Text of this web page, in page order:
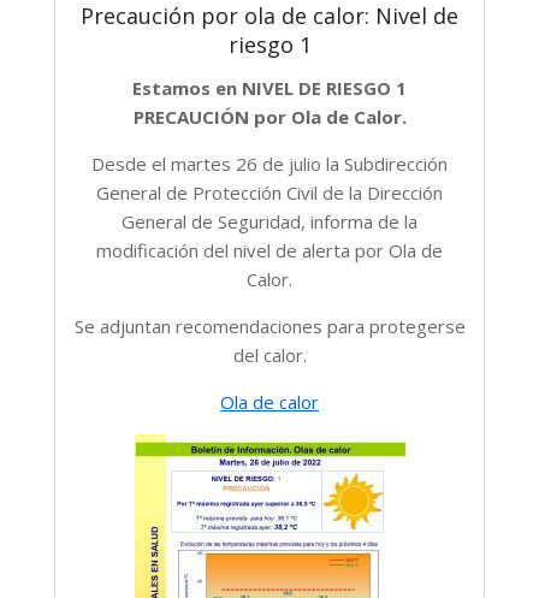
Precaución por ola de calor: Nivel de
riesgo 1
Estamos en NIVEL DE RIESGO 1
PRECAUCIÓN por Ola de Calor.
Desde el martes 26 de julio la Subdirección
General de Protección Civil de la Dirección
General de Seguridad, informa de la
modificación del nivel de alerta por Ola de
Calor.
Se adjuntan recomendaciones para protegerse
del calor.
Ola de calor